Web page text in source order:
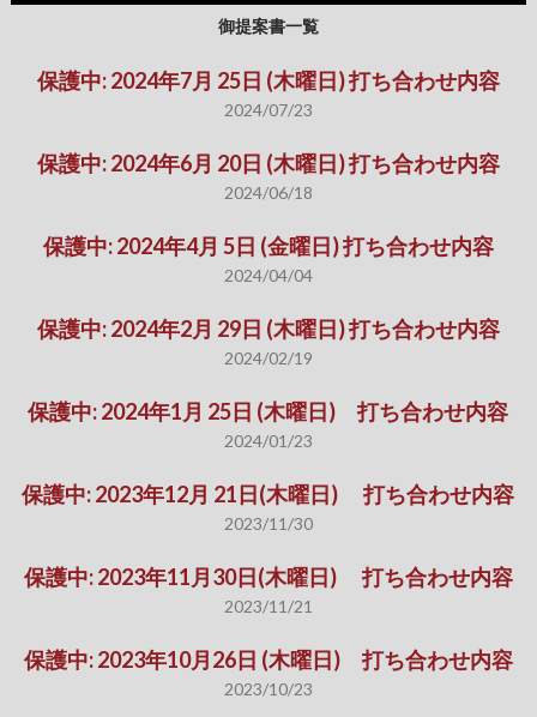
御提案書一覧
保護中: 2024年7月 25日 (木曜日) 打ち合わせ内容
2024/07/23
保護中: 2024年6月 20日 (木曜日) 打ち合わせ内容
2024/06/18
保護中: 2024年4月 5日 (金曜日) 打ち合わせ内容
2024/04/04
保護中: 2024年2月 29日 (木曜日) 打ち合わせ内容
2024/02/19
保護中: 2024年1月 25日 (木曜日) 打ち合わせ内容
2024/01/23
保護中: 2023年12月 21日(木曜日) 打ち合わせ内容
2023/11/30
保護中: 2023年11月30日(木曜日) 打ち合わせ内容
2023/11/21
保護中: 2023年10月26日 (木曜日) 打ち合わせ内容
2023/10/23